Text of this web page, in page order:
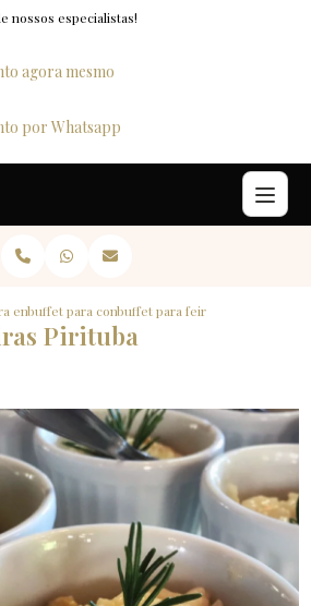
nossos especialistas!
agora mesmo
por Whatsapp
empresas
buffet para confraternizacao
buffet para feiras pirituba
Pirituba